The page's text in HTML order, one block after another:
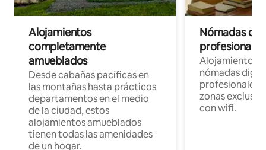
Alojamientos
completamente
amueblados
Desde cabañas pacíficas en
las montañas hasta prácticos
departamentos en el medio
de la ciudad, estos
alojamientos amueblados
tienen todas las amenidades
de un hogar.
Nómadas
Alojamientos
nómadas
profesionales
zonas
con wifi.